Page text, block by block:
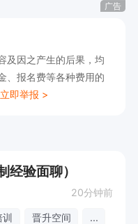
广告
及因之产生的后果，均
、报名费等各种费用的
立即举报 >
经验面聊）
20分钟前
训 晋升空间 ...